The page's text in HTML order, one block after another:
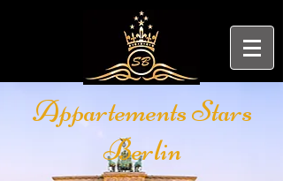
Appartements Stars
Berlin